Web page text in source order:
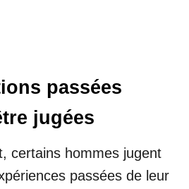
passées
jugées
certains hommes jugent
passées de leur